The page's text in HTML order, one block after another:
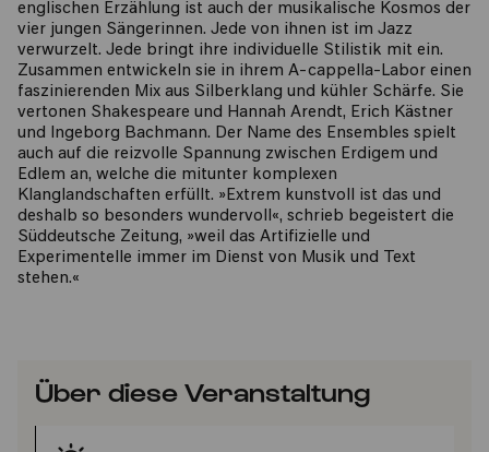
englischen Erzählung ist auch der musikalische Kosmos der
vier jungen Sängerinnen. Jede von ihnen ist im Jazz
verwurzelt. Jede bringt ihre individuelle Stilistik mit ein.
Zusammen entwickeln sie in ihrem A-cappella-Labor einen
faszinierenden Mix aus Silberklang und kühler Schärfe. Sie
vertonen Shakespeare und Hannah Arendt, Erich Kästner
und Ingeborg Bachmann. Der Name des Ensembles spielt
auch auf die reizvolle Spannung zwischen Erdigem und
Edlem an, welche die mitunter komplexen
Klanglandschaften erfüllt. »Extrem kunstvoll ist das und
deshalb so besonders wundervoll«, schrieb begeistert die
Süddeutsche Zeitung, »weil das Artifizielle und
Experimentelle immer im Dienst von Musik und Text
stehen.«
Über diese Veranstaltung